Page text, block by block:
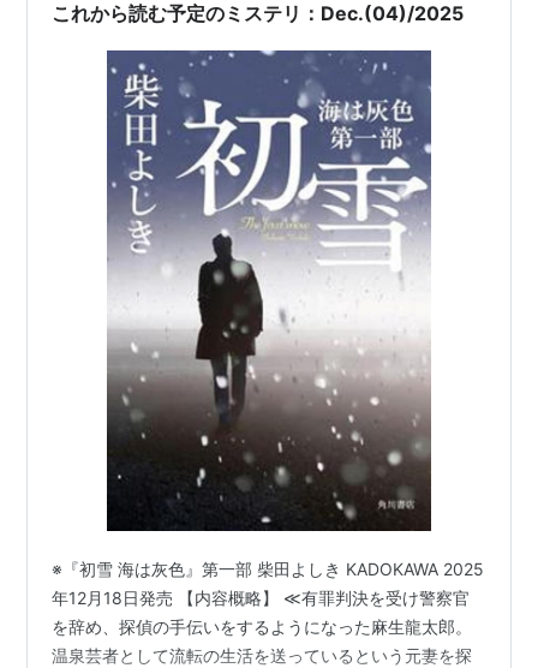
これから読む予定のミステリ：Dec.(04)/2025
※『初雪 海は灰色』第一部 柴田よしき KADOKAWA 2025
年12月18日発売 【内容概略】 ≪有罪判決を受け警察官
を辞め、探偵の手伝いをするようになった麻生龍太郎。
温泉芸者として流転の生活を送っているという元妻を探